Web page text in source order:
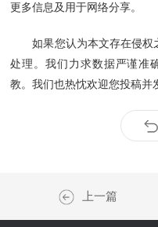
更多信息及用于网络分享。
如果您认为本文存在侵权
处理。我们力求数据严谨准
教。我们也热忱欢迎您投稿并
上一篇